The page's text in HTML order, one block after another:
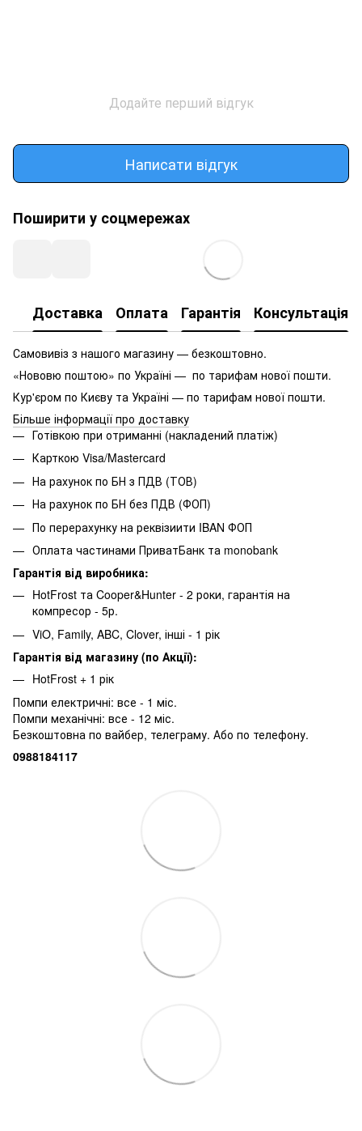
Додайте перший відгук
Написати відгук
Поширити у соцмережах
Доставка Оплата Гарантія Консультація
Самовивіз з нашого магазину — безкоштовно.
«Нововю поштою» по Україні — по тарифам нової пошти.
Кур'єром по Києву та Україні — по тарифам нової пошти.
Більше інформації про доставку
Готівкою при отриманні (накладений платіж)
Карткою Visa/Mastercard
На рахунок по БН з ПДВ (ТОВ)
На рахунок по БН без ПДВ (ФОП)
По перерахунку на реквізиити IBAN ФОП
Оплата частинами ПриватБанк та monobank
Гарантія від виробника:
HotFrost та Cooper&Hunter - 2 роки, гарантія на
компресор - 5р.
ViO, Family, ABC, Clover, інші - 1 рік
Гарантія від магазину (по Акції):
HotFrost + 1 рік
Помпи електричні: все - 1 міс.
Помпи механічні: все - 12 міс.
Безкоштовна по вайбер, телеграму. Або по телефону.
0988184117